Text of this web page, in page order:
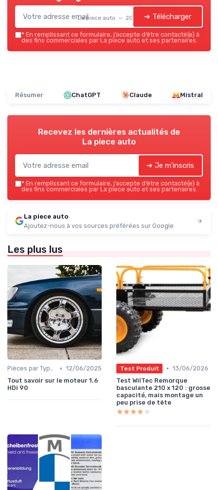
La piece auto — 2026 ➔ Télécharger
* En remplissant ce formulaire, j’accepte d’être contacté(e) à
des fins commerciales par La piece auto et ses partenaires.
Résumer ChatGPT Claude Mistral
Recevez les dernières actualités de
La piece auto
➔ Je m'inscris
* En remplissant ce formulaire, j’accepte d’être contacté(e) à
des fins commerciales par La piece auto et ses partenaires.
La piece auto
Ajoutez-nous à vos sources préférées sur Google
Les plus lus
Pièces par Type (Freins, Moteur, etc.) • 12/06/2025
Tout savoir sur le moteur 1.6
HDi 90
Test Produit • 13/06/2026
Test WilTec Remorque
basculante 210 x 120 : grosse
capacité, mais montage un
peu prise de tête
★★★★★
★★★★★